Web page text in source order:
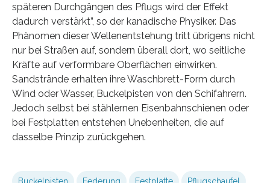
späteren Durchgängen des Pflugs wird der Effekt
dadurch verstärkt”, so der kanadische Physiker. Das
Phänomen dieser Wellenentstehung tritt übrigens nicht
nur bei Straßen auf, sondern überall dort, wo seitliche
Kräfte auf verformbare Oberflächen einwirken.
Sandstrände erhalten ihre Waschbrett-Form durch
Wind oder Wasser, Buckelpisten von den Schifahrern.
Jedoch selbst bei stählernen Eisenbahnschienen oder
bei Festplatten entstehen Unebenheiten, die auf
dasselbe Prinzip zurückgehen.
Buckelpisten Federung Festplatte Pflugschaufel